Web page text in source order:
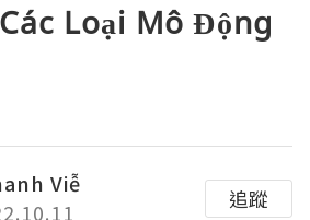
Loại Mô Động
Viễ
追蹤